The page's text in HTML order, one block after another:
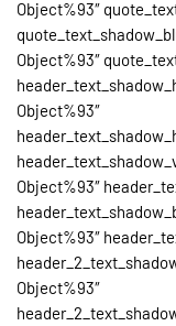
Object%93″
Object%93″
Object%93″
Object%93″
Object%93″
Object%93″